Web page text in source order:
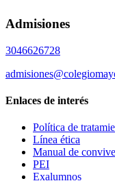
Admisiones
3046626728
Enlaces de interés
Política de
Línea ética
Manual de
PEI
Exalumnos